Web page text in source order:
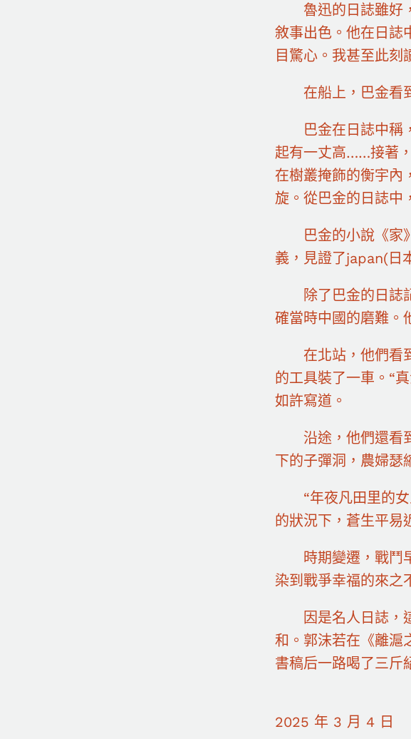
魯迅的日誌雖好
敘事出色。他在日誌
目驚心。我甚至此刻
在船上，巴金看
巴金在日誌中稱
起有一丈高……接著
在樹叢掩飾的衡宇內
旋。從巴金的日誌中
巴金的小說《家
義，見證了japan(日
除了巴金的日誌
確當時中國的磨難。
在北站，他們看
的工具裝了一車。“
如許寫道。
沿途，他們還看
下的子彈洞，農婦瑟
“年夜凡田里的
的狀況下，蒼生平易
時期變遷，戰鬥
染到戰爭幸福的來之
因是名人日誌，
和。郭沫若在《離滬
書稿后一路喝了三斤
2025 年 3 月 4 日